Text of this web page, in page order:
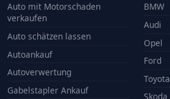
Auto mit Motorschaden
verkaufen
Auto schätzen lassen
Autoankauf
Autoverwertung
Gabelstapler Ankauf
BMW
Audi
Opel
Ford
Toyota
Skoda